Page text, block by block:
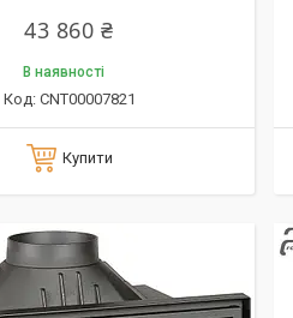
43 860 ₴
В наявності
CNT00007821
Купити